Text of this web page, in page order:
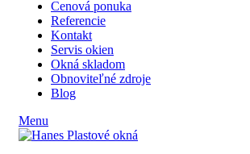
Cenová ponuka
Referencie
Kontakt
Servis okien
Okná skladom
Obnoviteľné zdroje
Blog
Menu